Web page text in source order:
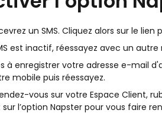
un SMS. Cliquez alors sur le lien
est inactif, réessayez avec un autre
à enregistrer votre adresse e-mail
mobile puis réessayez.
vous sur votre Espace Client,
sur l’option Napster pour vous faire